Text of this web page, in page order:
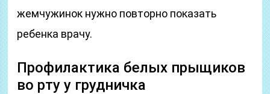
жемчужинок нужно повторно показать
ребенка врачу.
Профилактика белых прыщиков
во рту у грудничка